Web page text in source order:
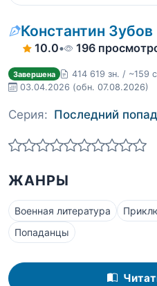
Константин Зубов
10.0• 196
Завершена
414 619 зн. / ~159
03.04.2026 (обн. 07.08.2026)
Серия: Последний
ЖАНРЫ
Военная литература
Попаданцы